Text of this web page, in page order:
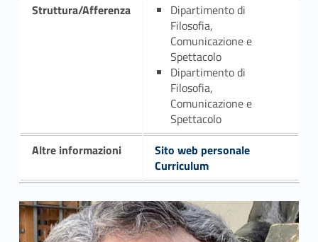
Struttura/Afferenza
Dipartimento di
Filosofia,
Comunicazione e
Spettacolo
Dipartimento di
Filosofia,
Comunicazione e
Spettacolo
Altre informazioni
Sito web personale
Curriculum